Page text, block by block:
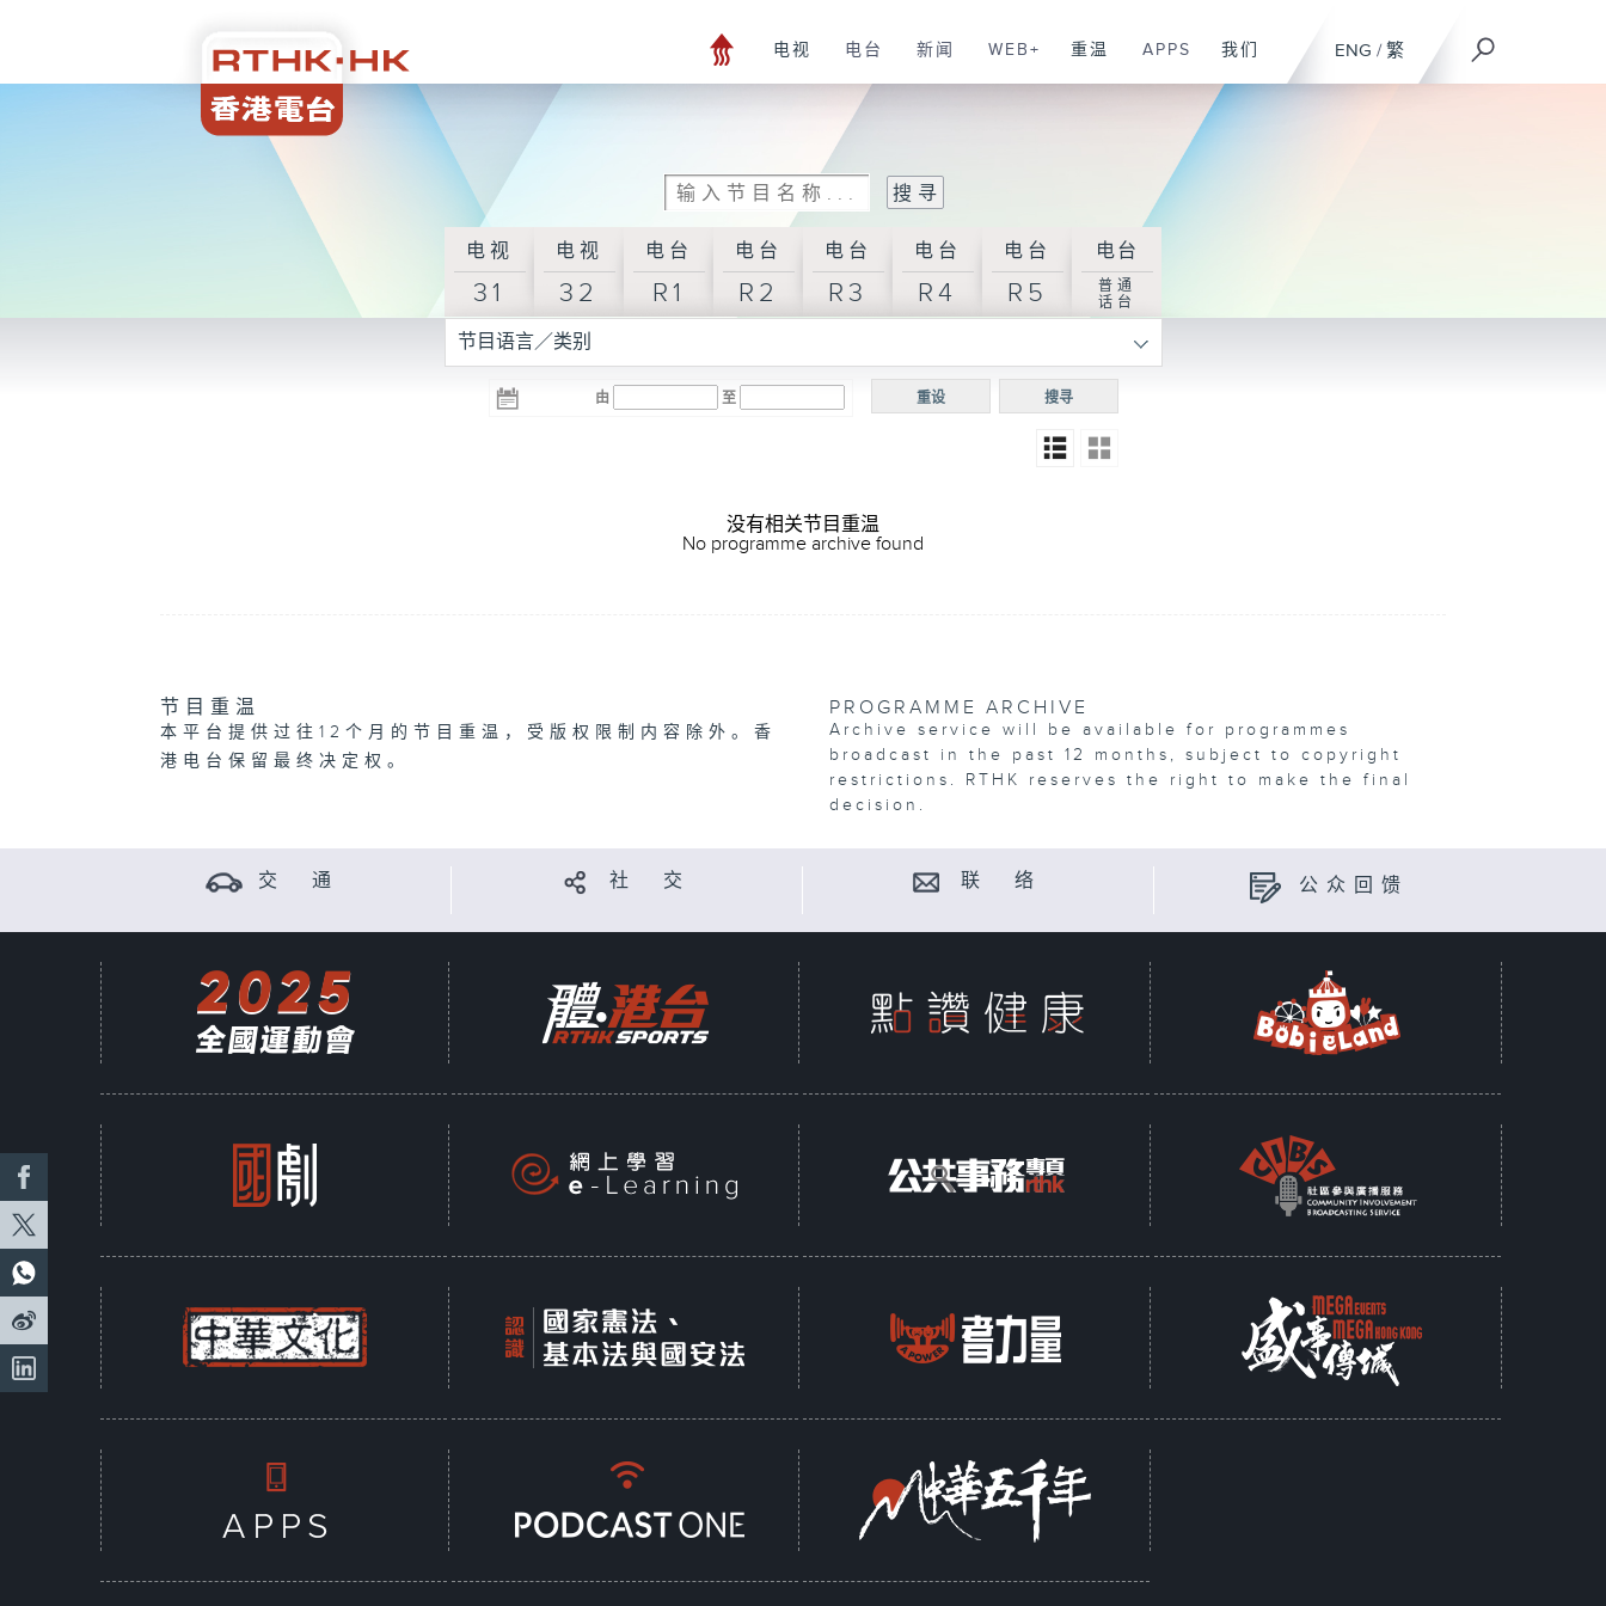
ENG / 繁
电视 电台 新闻 WEB+ 重温 APPS 我们
电视
31
电视
32
电台
R1
电台
R2
电台
R3
电台
R4
电台
R5
电台
普通
话台
节目语言／类别
由 至 搜寻
重设
没有相关节目重温
No programme archive found
节目重温
本平台提供过往12个月的节目重温，受版权限制内容除外。香
港电台保留最终决定权。
PROGRAMME ARCHIVE
Archive service will be available for programmes
broadcast in the past 12 months, subject to copyright
restrictions. RTHK reserves the right to make the final
decision.
交 通 社 交 联 络 公众回馈